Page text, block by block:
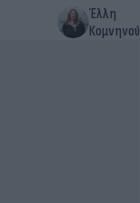
Έλλη
Κομνηνού